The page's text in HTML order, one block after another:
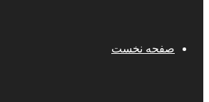
صفحه نخست